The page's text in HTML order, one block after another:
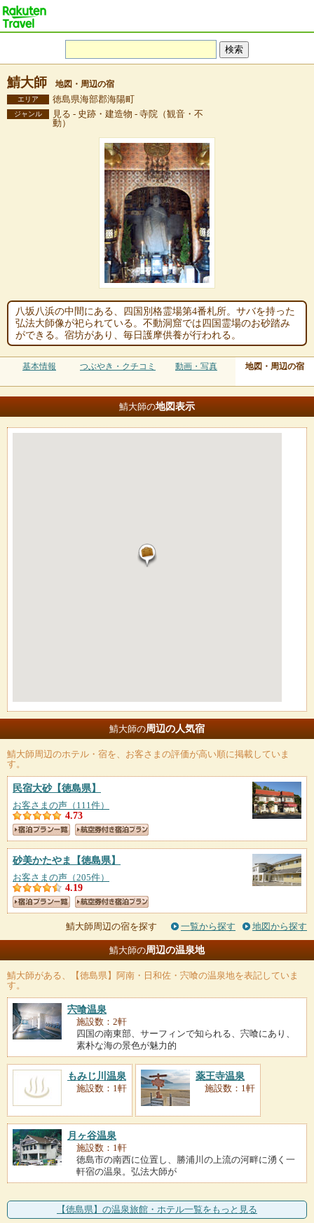
鯖大師 地図・周辺の宿
エリア 徳島県海部郡海陽町
ジャンル
見る - 史跡・建造物 - 寺院（観音・不
動）
八坂八浜の中間にある、四国別格霊場第4番札所。サバを持った
弘法大師像が祀られている。不動洞窟では四国霊場のお砂踏み
ができる。宿坊があり、毎日護摩供養が行われる。
基本情報 つぶやき・クチコミ 動画・写真 地図・周辺の宿
鯖大師の地図表示
鯖大師の周辺の人気宿
鯖大師周辺のホテル・宿を、お客さまの評価が高い順に掲載していま
す。
民宿大砂【徳島県】
お客さまの声（111件）
4.73
砂美かたやま 【徳島県】
お客さまの声（205件）
4.19
鯖大師周辺の宿を探す 一覧から探す 地図から探す
鯖大師の周辺の温泉地
鯖大師がある、【徳島県】阿南・日和佐・宍喰の温泉地を表記していま
す。
宍喰温泉
施設数：2軒
四国の南東部、サーフィンで知られる、宍喰にあり、
素朴な海の景色が魅力的
もみじ川温泉
施設数：1軒
薬王寺温泉
施設数：1軒
月ヶ谷温泉
施設数：1軒
徳島市の南西に位置し、勝浦川の上流の河畔に湧く一
軒宿の温泉。弘法大師が
【徳島県】の温泉旅館・ホテル一覧をもっと見る